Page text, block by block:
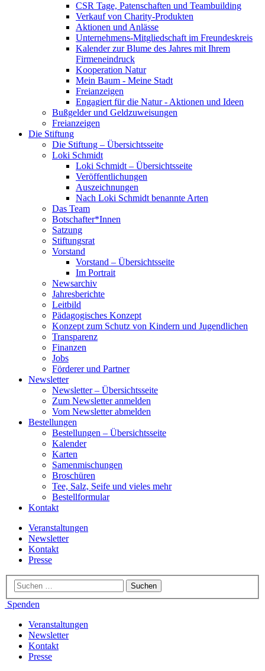
CSR Tage, Patenschaften und Teambuilding
Verkauf von Charity-Produkten
Aktionen und Anlässe
Unternehmens-Mitgliedschaft im Freundeskreis
Kalender zur Blume des Jahres mit Ihrem
Firmeneindruck
Kooperation Natur
Mein Baum - Meine Stadt
Freianzeigen
Engagiert für die Natur - Aktionen und Ideen
Bußgelder und Geldzuweisungen
Freianzeigen
Die Stiftung
Die Stiftung – Übersichtsseite
Loki Schmidt
Loki Schmidt – Übersichtsseite
Veröffentlichungen
Auszeichnungen
Nach Loki Schmidt benannte Arten
Das Team
Botschafter*Innen
Satzung
Stiftungsrat
Vorstand
Vorstand – Übersichtsseite
Im Portrait
Newsarchiv
Jahresberichte
Leitbild
Pädagogisches Konzept
Konzept zum Schutz von Kindern und Jugendlichen
Transparenz
Finanzen
Jobs
Förderer und Partner
Newsletter
Newsletter – Übersichtsseite
Zum Newsletter anmelden
Vom Newsletter abmelden
Bestellungen
Bestellungen – Übersichtsseite
Kalender
Karten
Samenmischungen
Broschüren
Tee, Salz, Seife und vieles mehr
Bestellformular
Kontakt
Veranstaltungen
Newsletter
Kontakt
Presse
Spenden
Veranstaltungen
Newsletter
Kontakt
Presse